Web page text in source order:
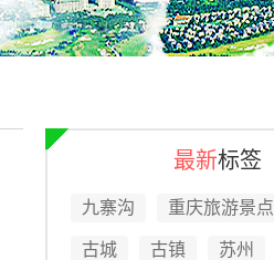
最新标签
九寨沟 重庆旅游景点
古城 古镇 苏州